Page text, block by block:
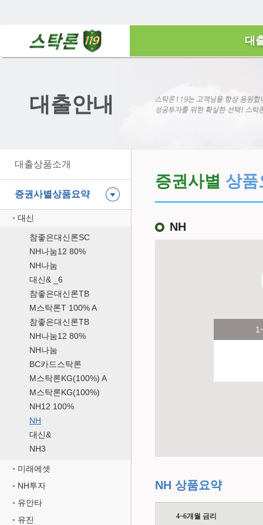
대
대출안내
대출상품소개
증권사별상품요약
대신
참좋은대신론SC
NH나눔12 80%
NH나눔
대신& _6
참좋은대신론TB
M스탁론T 100% A
참좋은대신론TB
NH나눔12 80%
NH나눔
BC카드스탁론
M스탁론KG(100%) A
M스탁론KG(100%)
NH12 100%
NH
대신&
NH3
미래에셋
NH투자
유안타
유진
증권사별 상품
NH
NH 상품요약
4~6개월 금리